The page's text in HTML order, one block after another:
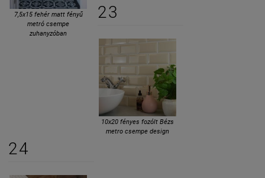
7,5x15 fehér matt fényű
metró csempe
zuhanyzóban
23
10x20 fényes fozólt Bézs
metro csempe design
24